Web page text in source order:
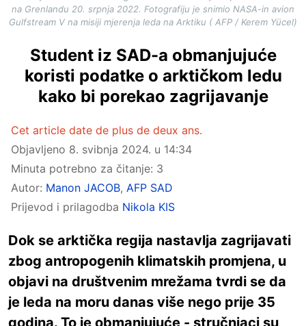
na Grenlandu 20. srpnja 2022. Fotografiju je snimio NASA-in avion
Gulfstream V na misiji mjerenja leda na Arktiku ( AFP / Kerem Yücel)
Student iz SAD-a obmanjujuće
koristi podatke o arktičkom ledu
kako bi porekao zagrijavanje
Cet article date de plus de deux ans.
Objavljeno 8. svibnja 2024. u 14:34
Minuta potrebno za čitanje: 3
Autor: Manon JACOB, AFP SAD
Prijevod i prilagodba Nikola KIS
Dok se arktička regija nastavlja zagrijavati
zbog antropogenih klimatskih promjena, u
objavi na društvenim mrežama tvrdi se da
je leda na moru danas više nego prije 35
godina. To je obmanjujuće - stručnjaci su